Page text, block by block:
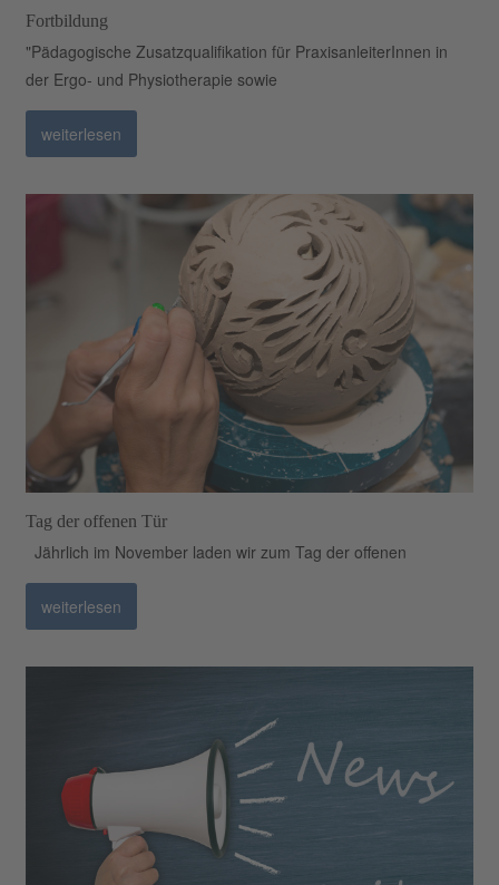
Fortbildung
"Pädagogische Zusatzqualifikation für PraxisanleiterInnen in
der Ergo- und Physiotherapie sowie
weiterlesen
Tag der offenen Tür
Jährlich im November laden wir zum Tag der offenen
weiterlesen